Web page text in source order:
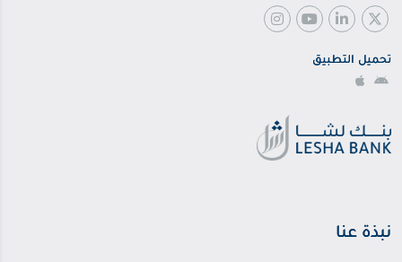
تحميل التطبيق
نبذة عنا